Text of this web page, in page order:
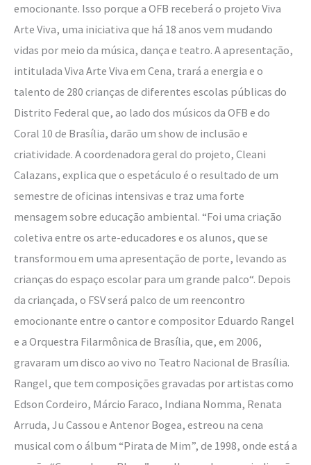
emocionante. Isso porque a OFB receberá o projeto Viva
Arte Viva, uma iniciativa que há 18 anos vem mudando
vidas por meio da música, dança e teatro. A apresentação,
intitulada Viva Arte Viva em Cena, trará a energia e o
talento de 280 crianças de diferentes escolas públicas do
Distrito Federal que, ao lado dos músicos da OFB e do
Coral 10 de Brasília, darão um show de inclusão e
criatividade. A coordenadora geral do projeto, Cleani
Calazans, explica que o espetáculo é o resultado de um
semestre de oficinas intensivas e traz uma forte
mensagem sobre educação ambiental. “Foi uma criação
coletiva entre os arte-educadores e os alunos, que se
transformou em uma apresentação de porte, levando as
crianças do espaço escolar para um grande palco“. Depois
da criançada, o FSV será palco de um reencontro
emocionante entre o cantor e compositor Eduardo Rangel
e a Orquestra Filarmônica de Brasília, que, em 2006,
gravaram um disco ao vivo no Teatro Nacional de Brasília.
Rangel, que tem composições gravadas por artistas como
Edson Cordeiro, Márcio Faraco, Indiana Nomma, Renata
Arruda, Ju Cassou e Antenor Bogea, estreou na cena
musical com o álbum “Pirata de Mim”, de 1998, onde está a